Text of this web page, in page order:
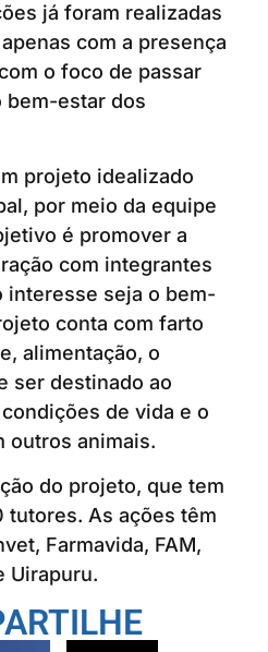
já foram realizadas
com a presença
o foco de passar
bem-estar dos
projeto idealizado
por meio da equipe
é promover a
com integrantes
interesse seja o bem-
conta com farto
alimentação, o
ser destinado ao
de vida e o
outros animais.
do projeto, que tem
tutores. As ações têm
Farmavida, FAM,
Uirapuru.